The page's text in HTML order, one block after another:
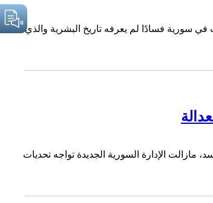
سورية فسادًا لم يعرفه تاريخ البشرية والذي
الإدارة السورية الجديدة تواجه تحديات